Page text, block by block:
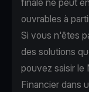
finale ne peut
ouvrables à
Si vous n'êtes
des solutions
pouvez saisir le
Financier dans